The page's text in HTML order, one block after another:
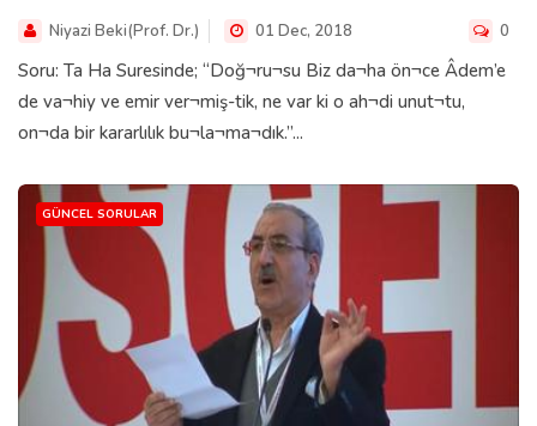
Niyazi Beki(Prof. Dr.) 01 Dec, 2018 0
Soru: Ta Ha Suresinde; “Doğ¬ru¬su Biz da¬ha ön¬ce Âdem’e
de va¬hiy ve emir ver¬miş-tik, ne var ki o ah¬di unut¬tu,
on¬da bir kararlılık bu¬la¬ma¬dık.”...
GÜNCEL SORULAR